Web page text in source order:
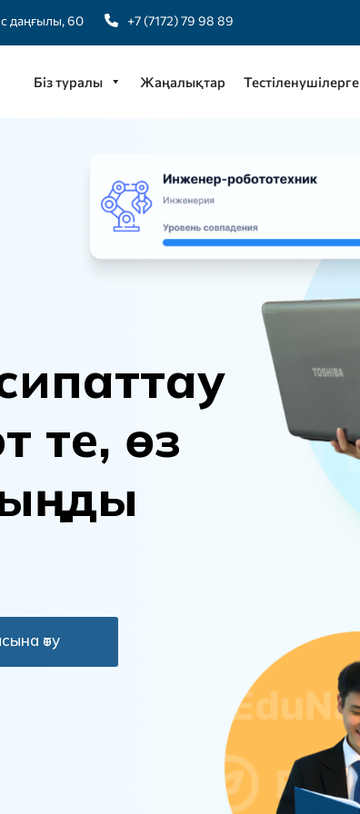
даңғылы, 60 +7 (7172) 79 98 89
Біз туралы Жаңалықтар Тестіленушілерге
ипаттау
т те, өз
ңды
өту